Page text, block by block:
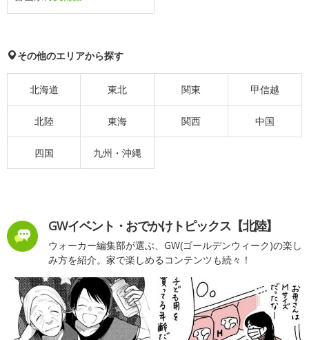
その他のエリアから探す
北海道 東北 関東 甲信越
北陸 東海 関西 中国
四国 九州・沖縄
GWイベント・おでかけトピックス【北陸】
ウォーカー編集部が選ぶ、GW(ゴールデンウィーク)の楽し
み方を紹介。家で楽しめるコンテンツも続々！